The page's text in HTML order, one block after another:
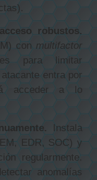
robustos.
con multifactor
para limitar
entra por
acceder a lo
Instala
EDR, SOC) y
regularmente.
anomalías